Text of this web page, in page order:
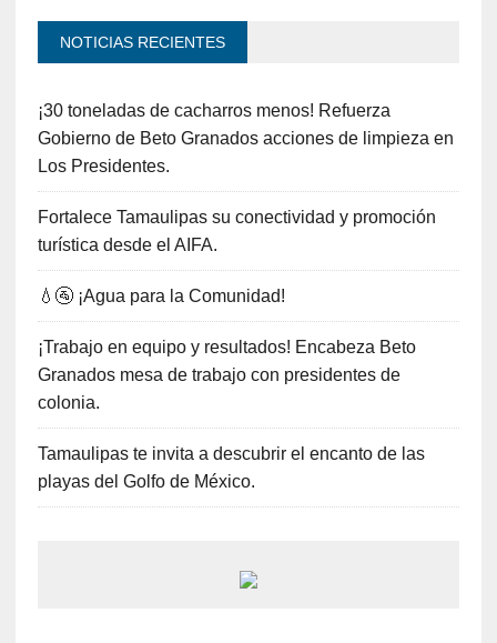
NOTICIAS RECIENTES
¡30 toneladas de cacharros menos! Refuerza
Gobierno de Beto Granados acciones de limpieza en
Los Presidentes.
Fortalece Tamaulipas su conectividad y promoción
turística desde el AIFA.
💧🚰 ¡Agua para la Comunidad!
¡Trabajo en equipo y resultados! Encabeza Beto
Granados mesa de trabajo con presidentes de
colonia.
Tamaulipas te invita a descubrir el encanto de las
playas del Golfo de México.